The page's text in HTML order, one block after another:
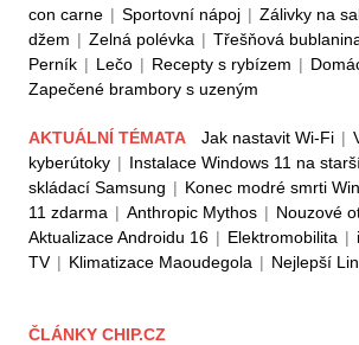
con carne | Sportovní nápoj | Zálivky na
džem | Zelná polévka | Třešňová
Perník | Lečo | Recepty s rybízem |
Zapečené brambory s uzeným
AKTUÁLNÍ TÉMATA Jak nastavit Wi-Fi |
kyberútoky | Instalace Windows 11 na
skládací Samsung | Konec modré smrti
11 zdarma | Anthropic Mythos | Nouzové
Aktualizace Androidu 16 | Elektromobilita |
TV | Klimatizace Maoudegola | Nejlepší
ČLÁNKY CHIP.CZ